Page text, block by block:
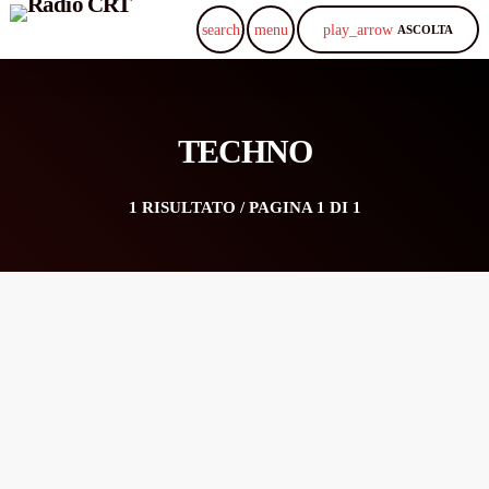
search menu play_arrow ASCOLTA
TECHNO
1 RISULTATO / PAGINA 1 DI 1